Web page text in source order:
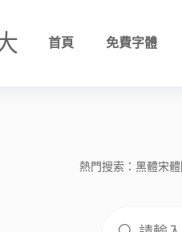
首頁 免費字體
熱門搜索： 黑體宋體